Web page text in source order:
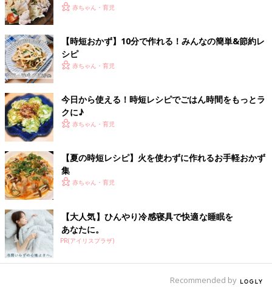
ん。このサラダは、半端に残った野菜を利用して作ったそうです
よ。残り野菜をスライサーで薄切りにしたら、オリーブや甘酢漬
けなど好みの食材と混ぜてサラダに。好みのドレッシングと和え
るだけで立派な素敵な一品ができますよね。
冷やしてもおいしい作り置きおかずで冷製プレート
が完成
赤ちゃん・育児
【時短おかず】10分で作れる！みんなの簡単&節約レ
シピ
赤ちゃん・育児
今日から使える！時短レシピでごはん時間をもっとラ
クに♪
赤ちゃん・育児
【夏の時短レシピ】火を使わずに作れるお手軽おかず
集
赤ちゃん・育児
【大人気】ひんやり冷感寝具で快適な睡眠を
あなたに。
PR(アイリスプラザ)
Recommended by